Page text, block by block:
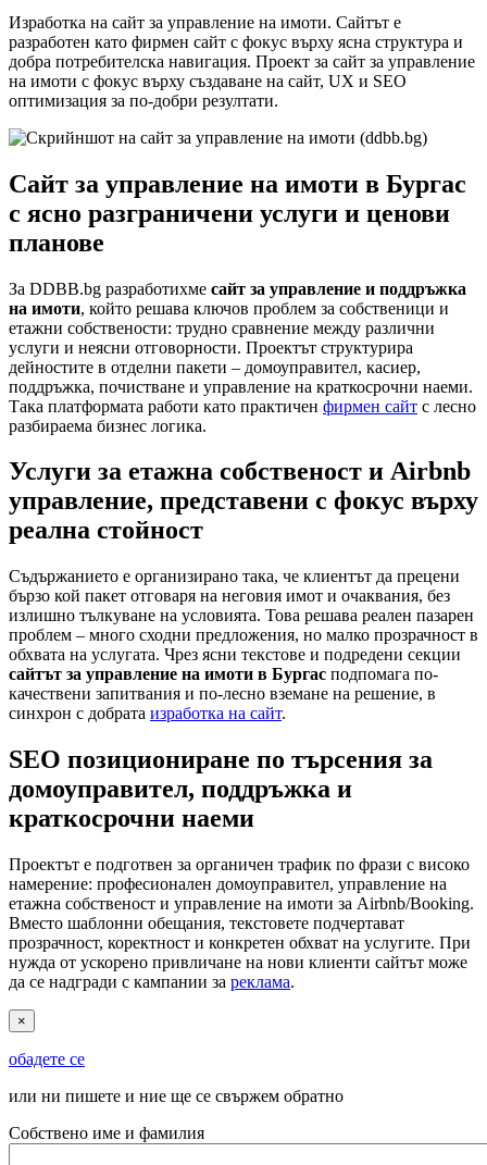
Изработка на сайт за управление на имоти. Сайтът е
разработен като фирмен сайт с фокус върху ясна структура и
добра потребителска навигация. Проект за сайт за управление
на имоти с фокус върху създаване на сайт, UX и SEO
оптимизация за по-добри резултати.
Сайт за управление на имоти в Бургас
с ясно разграничени услуги и ценови
планове
За DDBB.bg разработихме сайт за управление и поддръжка
на имоти, който решава ключов проблем за собственици и
етажни собствености: трудно сравнение между различни
услуги и неясни отговорности. Проектът структурира
дейностите в отделни пакети – домоуправител, касиер,
поддръжка, почистване и управление на краткосрочни наеми.
Така платформата работи като практичен фирмен сайт с лесно
разбираема бизнес логика.
Услуги за етажна собственост и Airbnb
управление, представени с фокус върху
реална стойност
Съдържанието е организирано така, че клиентът да прецени
бързо кой пакет отговаря на неговия имот и очаквания, без
излишно тълкуване на условията. Това решава реален пазарен
проблем – много сходни предложения, но малко прозрачност в
обхвата на услугата. Чрез ясни текстове и подредени секции
сайтът за управление на имоти в Бургас подпомага по-
качествени запитвания и по-лесно вземане на решение, в
синхрон с добрата изработка на сайт.
SEO позициониране по търсения за
домоуправител, поддръжка и
краткосрочни наеми
Проектът е подготвен за органичен трафик по фрази с високо
намерение: професионален домоуправител, управление на
етажна собственост и управление на имоти за Airbnb/Booking.
Вместо шаблонни обещания, текстовете подчертават
прозрачност, коректност и конкретен обхват на услугите. При
нужда от ускорено привличане на нови клиенти сайтът може
да се надгради с кампании за реклама.
×
обадете се
или ни пишете и ние ще се свържем обратно
Собствено име и фамилия